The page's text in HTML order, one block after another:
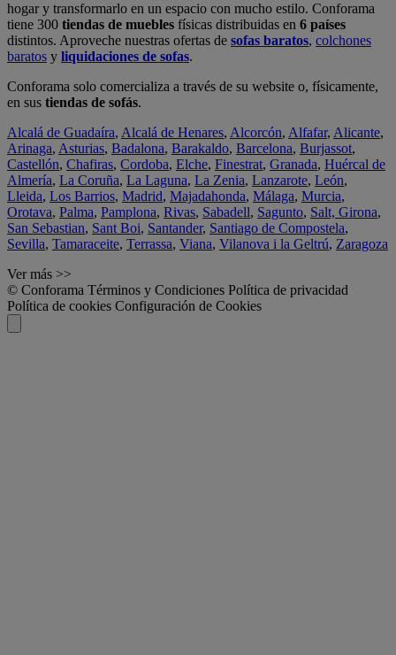
hogar y transformarlo en un espacio con mucho estilo. Conforama
tiene 300 tiendas de muebles físicas distribuidas en 6 países
distintos. Aproveche nuestras ofertas de sofas baratos, colchones
baratos y liquidaciones de sofas.
Conforama solo comercializa a través de su website o, físicamente,
en sus tiendas de sofás.
Alcalá de Guadaíra, Alcalá de Henares, Alcorcón, Alfafar, Alicante,
Arinaga, Asturias, Badalona, Barakaldo, Barcelona, Burjassot,
Castellón, Chafiras, Cordoba, Elche, Finestrat, Granada, Huércal de
Almería, La Coruña, La Laguna, La Zenia, Lanzarote, León,
Lleida, Los Barrios, Madrid, Majadahonda, Málaga, Murcia,
Orotava, Palma, Pamplona, Rivas, Sabadell, Sagunto, Salt, Girona,
San Sebastian, Sant Boi, Santander, Santiago de Compostela,
Sevilla, Tamaraceite, Terrassa, Viana, Vilanova i la Geltrú, Zaragoza
Ver más >>
© Conforama Términos y Condiciones Política de privacidad
Política de cookies Configuración de Cookies